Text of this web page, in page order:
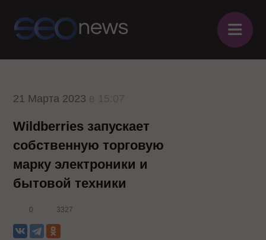
≡
21 Марта 2023
Wildberries запускает
собственную торговую
марку электроники и
бытовой техники
0 3327